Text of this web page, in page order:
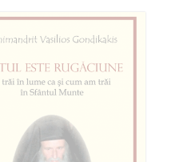
Adaugă în coș Wishlist